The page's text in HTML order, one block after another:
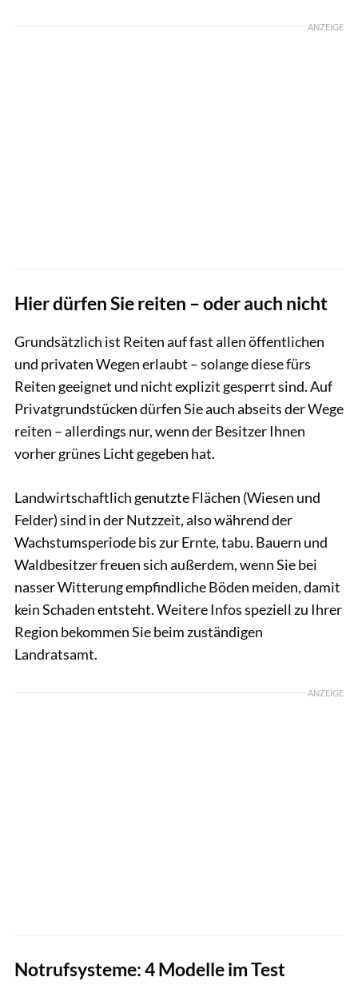
ANZEIGE
Hier dürfen Sie reiten – oder auch nicht
Grundsätzlich ist Reiten auf fast allen öffentlichen
und privaten Wegen erlaubt – solange diese fürs
Reiten geeignet und nicht explizit gesperrt sind. Auf
Privatgrundstücken dürfen Sie auch abseits der Wege
reiten – allerdings nur, wenn der Besitzer Ihnen
vorher grünes Licht gegeben hat.
Landwirtschaftlich genutzte Flächen (Wiesen und
Felder) sind in der Nutzzeit, also während der
Wachstumsperiode bis zur Ernte, tabu. Bauern und
Waldbesitzer freuen sich außerdem, wenn Sie bei
nasser Witterung empfindliche Böden meiden, damit
kein Schaden entsteht. Weitere Infos speziell zu Ihrer
Region bekommen Sie beim zuständigen
Landratsamt.
ANZEIGE
Notrufsysteme: 4 Modelle im Test